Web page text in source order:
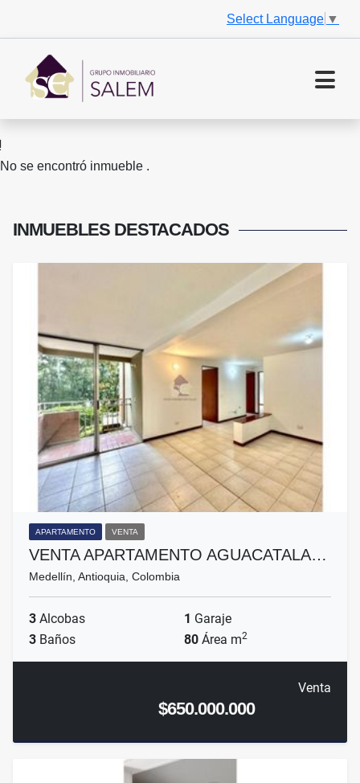
Select Language ▼
No se encontró inmueble .
INMUEBLES DESTACADOS
APARTAMENTO VENTA
VENTA APARTAMENTO AGUACATALA…
Medellín, Antioquia, Colombia
3 Alcobas 1 Garaje
3 Baños 80 Área m2
Venta
$650.000.000